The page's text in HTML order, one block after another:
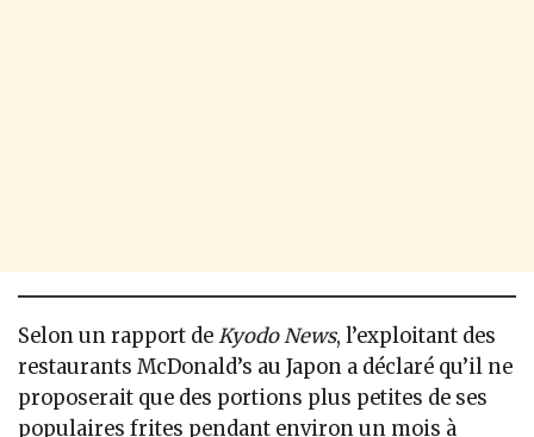
Selon un rapport deKyodo News, l’exploitant des
restaurants McDonald’s au Japon a déclaré qu’il ne
proposerait que des portions plus petites de ses
populaires frites pendant environ un mois à